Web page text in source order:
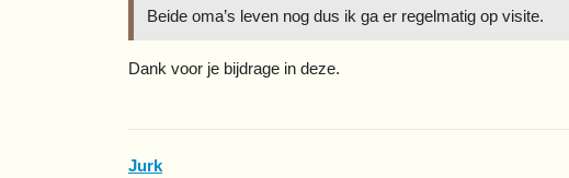
Beide oma’s leven nog dus ik ga er regelmatig op visite.
Dank voor je bijdrage in deze.
Jurk